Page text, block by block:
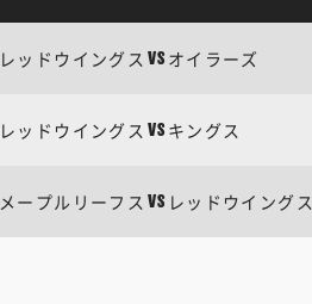
レッドウイングス VS オイラーズ
レッドウイングス VS キングス
メープルリーフス VS レッドウイングス